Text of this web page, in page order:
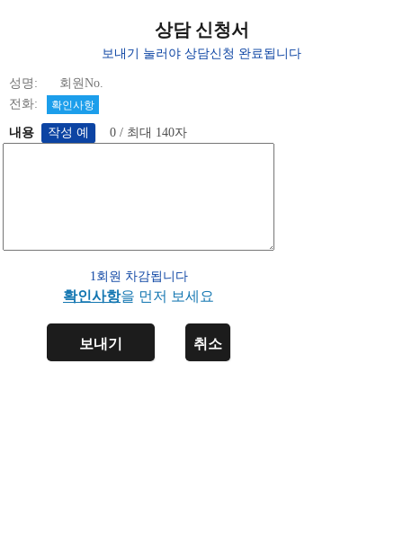
상담 신청서
보내기 눌러야 상담신청 완료됩니다
성명: 회원No.
전화:
확인사항
내용 0 / 최대 140자
1회원 차감됩니다
확인사항을 먼저 보세요